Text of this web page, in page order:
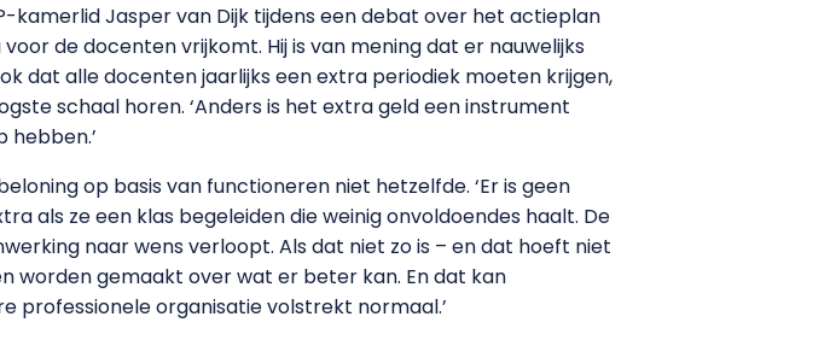
kamerlid Jasper van Dijk tijdens een debat over het actieplan
de docenten vrijkomt. Hij is van mening dat er nauwelijks
dat alle docenten jaarlijks een extra periodiek moeten krijgen,
schaal horen. ‘Anders is het extra geld een instrument
op basis van functioneren niet hetzelfde. ‘Er is geen
als ze een klas begeleiden die weinig onvoldoendes haalt. De
naar wens verloopt. Als dat niet zo is – en dat hoeft niet
worden gemaakt over wat er beter kan. En dat kan
professionele organisatie volstrekt normaal.’